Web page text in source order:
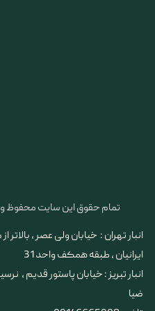
تمام حقوق این سایت محفوظ و
انبار تهران : خیابان ولی عصر ،
ایرانیان ، طبقه همکف واحد 31
​​​​​​​انبار تبریز : خیابان پاستور قدیم ،
ضیا